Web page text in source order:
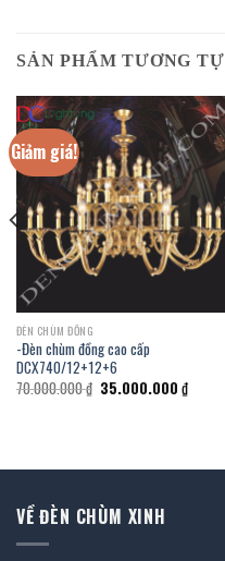
SẢN PHẨM TƯƠNG TỰ
Giảm giá!
ĐÈN CHÙM ĐỒNG
-Đèn chùm đồng cao cấp
DCX740/12+12+6
70.000.000₫ Giá
gốc
35.000.000 ₫Giá
hiện
VỀ ĐÈN CHÙM XINH